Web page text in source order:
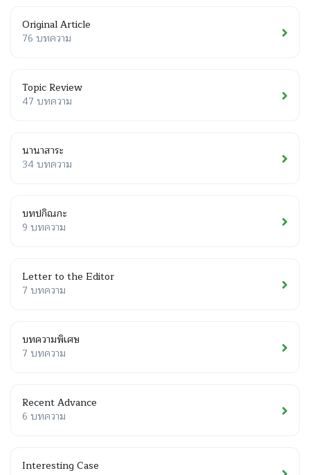
Original Article
76 บทความ
Topic Review
47 บทความ
นานาสาระ
34 บทความ
บทปกิณกะ
9 บทความ
Letter to the Editor
7 บทความ
บทความพิเศษ
7 บทความ
Recent Advance
6 บทความ
Interesting Case